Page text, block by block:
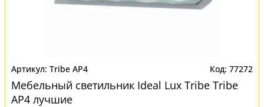
Tribe AP4 77272
Мебельный светильник Ideal Lux Tribe Tribe
AP4 лучшие